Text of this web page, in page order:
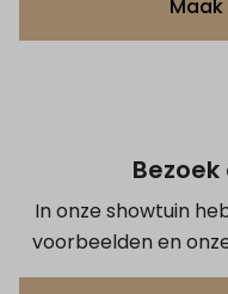
In onze showtuin
voorbeelden en